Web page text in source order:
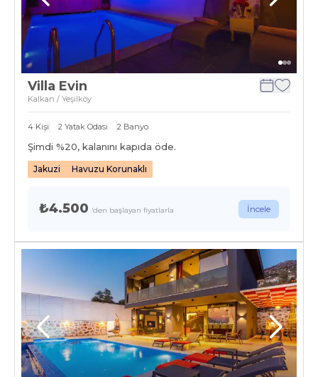
Villa Evin
Kalkan / Yeşilköy
4 Kişi 2 Yatak Odası 2 Banyo
Şimdi %20, kalanını kapıda öde.
Jakuzi Havuzu Korunaklı
₺4.500 'den başlayan fiyatlarla İncele